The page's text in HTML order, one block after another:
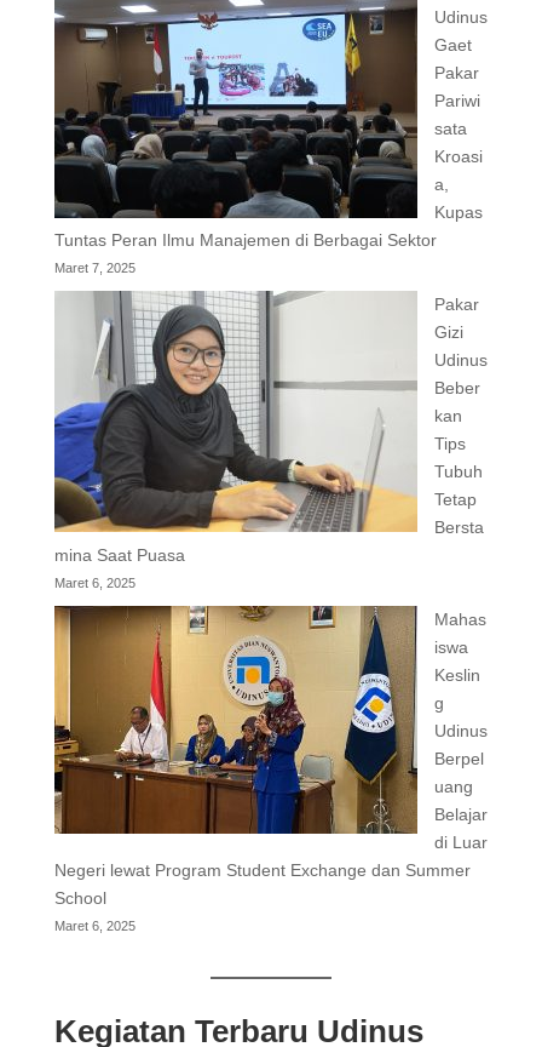
Udinus
Gaet
Pakar
Pariwi
sata
Kroasi
a,
Kupas
Tuntas Peran Ilmu Manajemen di Berbagai Sektor
Maret 7, 2025
Pakar
Gizi
Udinus
Beber
kan
Tips
Tubuh
Tetap
Bersta
mina Saat Puasa
Maret 6, 2025
Mahas
iswa
Keslin
g
Udinus
Berpel
uang
Belajar
di Luar
Negeri lewat Program Student Exchange dan Summer
School
Maret 6, 2025
Kegiatan Terbaru Udinus